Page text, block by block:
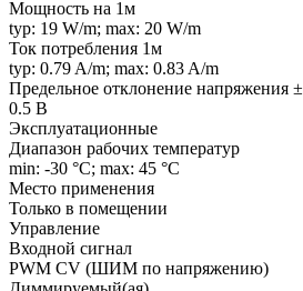
Мощность на 1м
typ: 19 W/m; max: 20 W/m
Ток потребления 1м
typ: 0.79 A/m; max: 0.83 A/m
Предельное отклонение напряжения ±
0.5 В
Эксплуатационные
Диапазон рабочих температур
min: -30 °C; max: 45 °C
Место применения
Только в помещении
Управление
Входной сигнал
PWM СV (ШИМ по напряжению)